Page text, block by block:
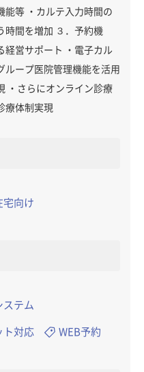
能等 ・カルテ入力時間の
時間を増加 ３．予約機
経営サポート ・電子カル
ループ医院管理機能を活用
・さらにオンライン診療
療体制実現
宅向け
ステム
ト対応 WEB予約